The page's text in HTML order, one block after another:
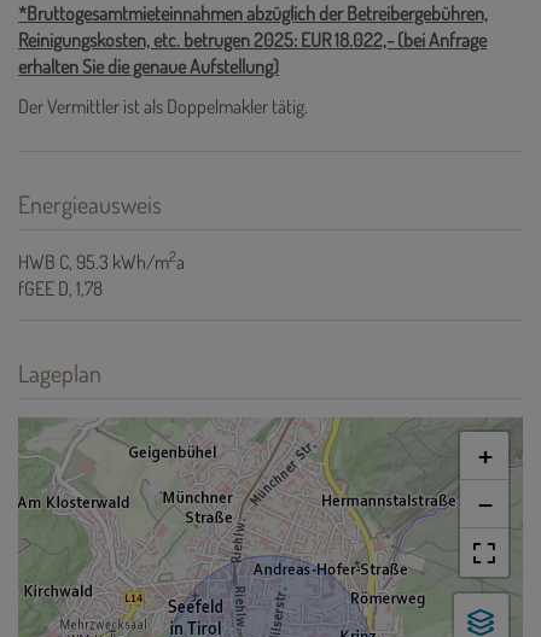
*Bruttogesamtmieteinnahmen abzüglich der Betreibergebühren,
Reinigungskosten, etc. betrugen 2025: EUR 18.022,- (bei Anfrage
erhalten Sie die genaue Aufstellung)
Der Vermittler ist als Doppelmakler tätig.
Energieausweis
HWB C, 95.3 kWh/m2a
fGEE D, 1,78
Lageplan
+
−